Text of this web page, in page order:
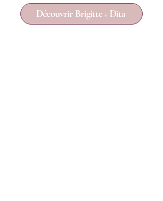
Découvrir Brigitte + Dita